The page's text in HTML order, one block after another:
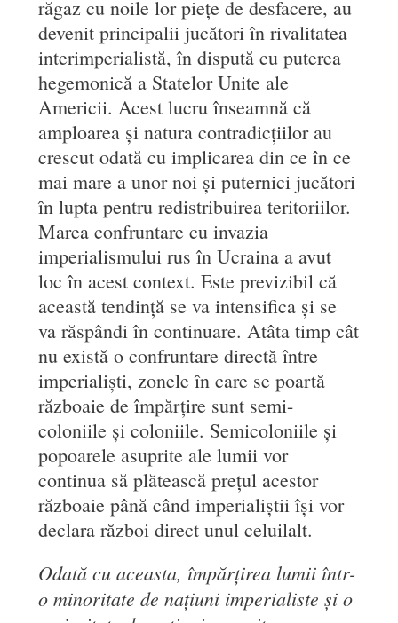
răgaz cu noile lor piețe de desfacere, au
devenit principalii jucători în rivalitatea
interimperialistă, în dispută cu puterea
hegemonică a Statelor Unite ale
Americii. Acest lucru înseamnă că
amploarea și natura contradicțiilor au
crescut odată cu implicarea din ce în ce
mai mare a unor noi și puternici jucători
în lupta pentru redistribuirea teritoriilor.
Marea confruntare cu invazia
imperialismului rus în Ucraina a avut
loc în acest context. Este previzibil că
această tendință se va intensifica și se
va răspândi în continuare. Atâta timp cât
nu există o confruntare directă între
imperialiști, zonele în care se poartă
războaie de împărțire sunt semi-
coloniile și coloniile. Semicoloniile și
popoarele asuprite ale lumii vor
continua să plătească prețul acestor
războaie până când imperialiștii își vor
declara război direct unul celuilalt.
Odată cu aceasta, împărțirea lumii într-
o minoritate de națiuni imperialiste și o